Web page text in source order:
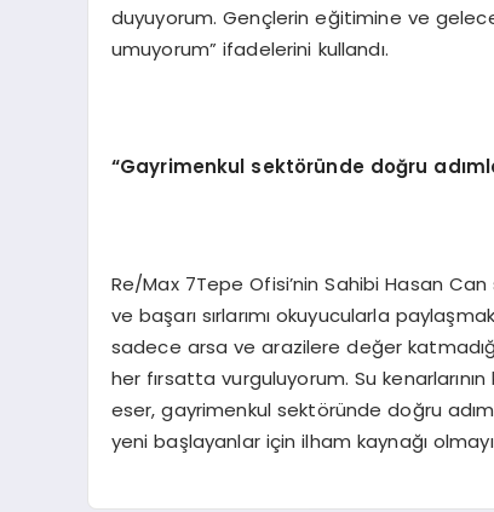
duyuyorum. Gençlerin eğitimine ve
umuyorum” ifadelerini kullandı.
“Gayrimenkul sektöründe doğru
Re/Max 7Tepe Ofisi’nin Sahibi Hasan
ve başarı sırlarımı okuyucularla
sadece arsa ve arazilere değer
her fırsatta vurguluyorum. Su
eser, gayrimenkul sektöründe doğru
yeni başlayanlar için ilham kaynağı